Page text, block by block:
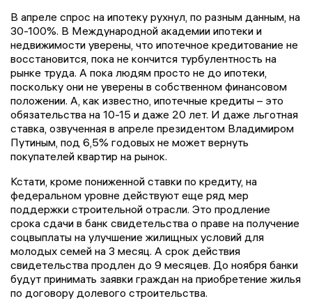
В апреле спрос на ипотеку рухнул, по разным данным, на
30-100%. В Международной академии ипотеки и
недвижимости уверены, что ипотечное кредитование не
восстановится, пока не кончится турбулентность на
рынке труда. А пока людям просто не до ипотеки,
поскольку они не уверены в собственном финансовом
положении. А, как известно, ипотечные кредиты – это
обязательства на 10-15 и даже 20 лет. И даже льготная
ставка, озвученная в апреле президентом Владимиром
Путиным, под 6,5% годовых не может вернуть
покупателей квартир на рынок.
Кстати, кроме пониженной ставки по кредиту, на
федеральном уровне действуют еще ряд мер
поддержки строительной отрасли. Это продление
срока сдачи в банк свидетельства о праве на получение
соцвыплаты на улучшение жилищных условий для
молодых семей на 3 месяц. А срок действия
свидетельства продлен до 9 месяцев. До ноября банки
будут принимать заявки граждан на приобретение жилья
по договору долевого строительства.